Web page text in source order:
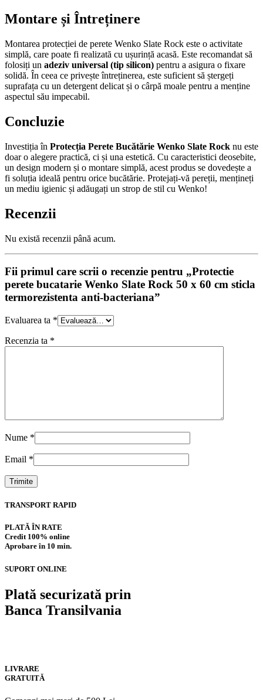
Montare și Întreținere
Montarea protecției de perete Wenko Slate Rock este o activitate
simplă, care poate fi realizată cu ușurință acasă. Este recomandat să
folosiți un adeziv universal (tip silicon) pentru a asigura o fixare
solidă. În ceea ce privește întreținerea, este suficient să ștergeți
suprafața cu un detergent delicat și o cârpă moale pentru a menține
aspectul său impecabil.
Concluzie
Investiția în Protecția Perete Bucătărie Wenko Slate Rock nu este
doar o alegere practică, ci și una estetică. Cu caracteristici deosebite,
un design modern și o montare simplă, acest produs se dovedește a
fi soluția ideală pentru orice bucătărie. Protejați-vă pereții, mențineți
un mediu igienic și adăugați un strop de stil cu Wenko!
Recenzii
Nu există recenzii până acum.
Fii primul care scrii o recenzie pentru „Protectie
perete bucatarie Wenko Slate Rock 50 x 60 cm sticla
termorezistenta anti-bacteriana”
Evaluarea ta *
Recenzia ta *
Nume *
Email *
TRANSPORT RAPID
PLATĂ ÎN RATE
Credit 100% online
Aprobare în 10 min.
SUPORT ONLINE
Plată securizată prin
Banca Transilvania
LIVRARE
GRATUITĂ